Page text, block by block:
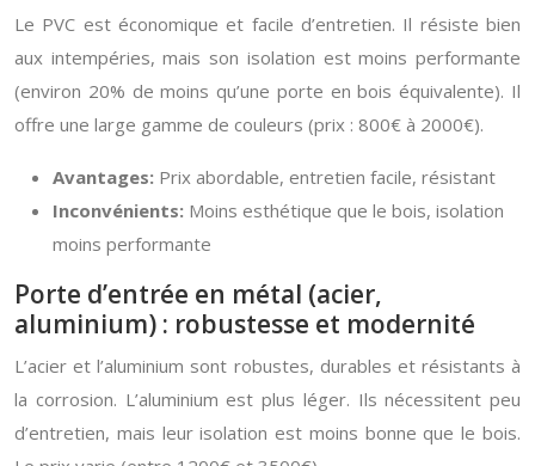
Le PVC est économique et facile d’entretien. Il résiste bien
aux intempéries, mais son isolation est moins performante
(environ 20% de moins qu’une porte en bois équivalente). Il
offre une large gamme de couleurs (prix : 800€ à 2000€).
Avantages: Prix abordable, entretien facile, résistant
Inconvénients: Moins esthétique que le bois, isolation
moins performante
Porte d’entrée en métal (acier,
aluminium) : robustesse et modernité
L’acier et l’aluminium sont robustes, durables et résistants à
la corrosion. L’aluminium est plus léger. Ils nécessitent peu
d’entretien, mais leur isolation est moins bonne que le bois.